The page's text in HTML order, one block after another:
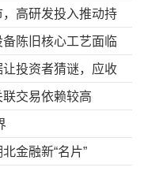
高研发投入推动持
陈旧核心工艺面临
投资者猜谜，应收
交易依赖较高
金融新“名片”